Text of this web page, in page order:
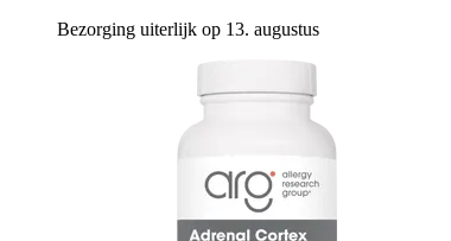
Bezorging uiterlijk op 13. augustus